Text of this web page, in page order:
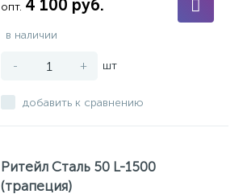
опт. 4 100 руб.
в наличии
- + шт
добавить к сравнению
Ритейл Сталь 50 L-1500
(трапеция)